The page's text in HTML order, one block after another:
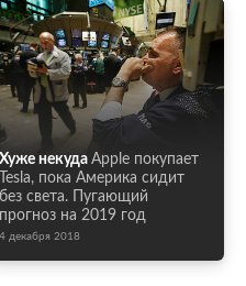
Хуже некуда Apple покупает
Tesla, пока Америка сидит
без света. Пугающий
прогноз на 2019 год
4 декабря 2018